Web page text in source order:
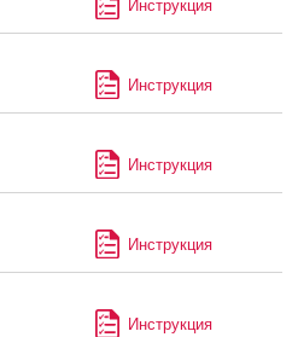
Инструкция
Инструкция
Инструкция
Инструкция
Инструкция